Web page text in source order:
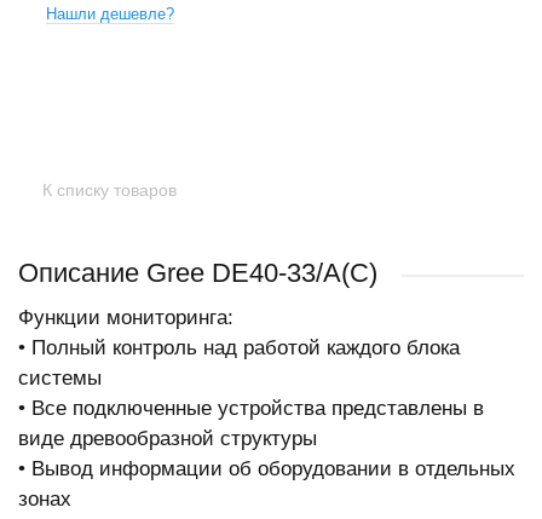
Нашли дешевле?
К списку товаров
Описание Gree DE40-33/A(C)
Функции мониторинга:
• Полный контроль над работой каждого блока
системы
• Все подключенные устройства представлены в
виде древообразной структуры
• Вывод информации об оборудовании в отдельных
зонах